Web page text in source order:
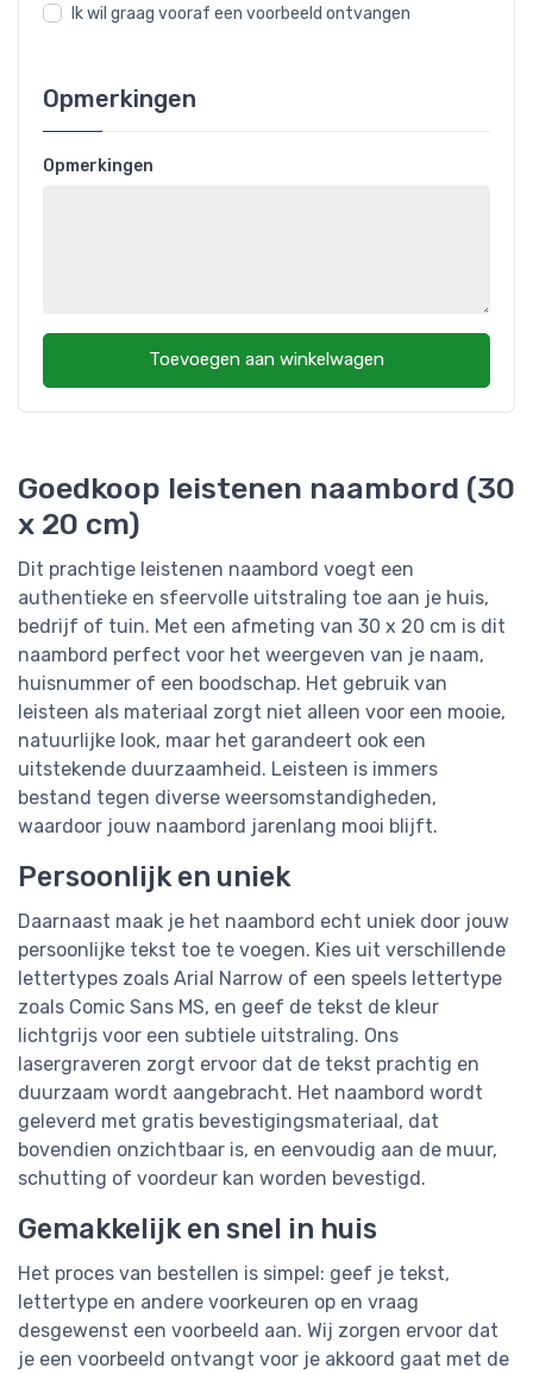
Goedkoop leistenen naambord (30
x 20 cm)
Dit prachtige leistenen naambord voegt een
authentieke en sfeervolle uitstraling toe aan je huis,
bedrijf of tuin. Met een afmeting van 30 x 20 cm is dit
naambord perfect voor het weergeven van je naam,
huisnummer of een boodschap. Het gebruik van
leisteen als materiaal zorgt niet alleen voor een mooie,
natuurlijke look, maar het garandeert ook een
uitstekende duurzaamheid. Leisteen is immers
bestand tegen diverse weersomstandigheden,
waardoor jouw naambord jarenlang mooi blijft.
Persoonlijk en uniek
Daarnaast maak je het naambord echt uniek door jouw
persoonlijke tekst toe te voegen. Kies uit verschillende
lettertypes zoals Arial Narrow of een speels lettertype
zoals Comic Sans MS, en geef de tekst de kleur
lichtgrijs voor een subtiele uitstraling. Ons
lasergraveren zorgt ervoor dat de tekst prachtig en
duurzaam wordt aangebracht. Het naambord wordt
geleverd met gratis bevestigingsmateriaal, dat
bovendien onzichtbaar is, en eenvoudig aan de muur,
schutting of voordeur kan worden bevestigd.
Gemakkelijk en snel in huis
Het proces van bestellen is simpel: geef je tekst,
lettertype en andere voorkeuren op en vraag
desgewenst een voorbeeld aan. Wij zorgen ervoor dat
je een voorbeeld ontvangt voor je akkoord gaat met de
Ik wil graag vooraf een voorbeeld ontvangen
Opmerkingen
Opmerkingen
Toevoegen aan winkelwagen